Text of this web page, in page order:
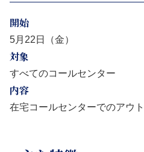
開始
5月22日（金）
対象
すべてのコールセンター
内容
在宅コールセンターでのアウ